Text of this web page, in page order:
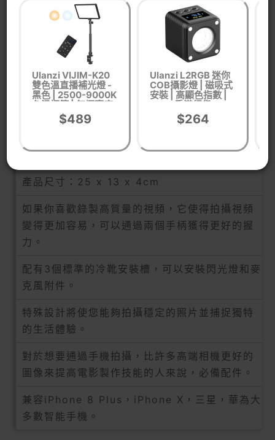
產品特點
品牌：Puluz/胖牛
型號：PKT3023
材質：ABS，PC
產品顏色：藍色
產品尺寸：25 x 13 x 4cm
如果你喜歡錄製高質量的視頻，它使得拍攝視頻
變得更加容易，可以通過兩個手柄獲得更好的握
力。
配有3個標準的冷靴安裝槽，可以安裝閃光燈和麥
克風附件。
特殊設計將使您能夠拍攝穩定的照片並捕捉獨特
的生活體驗。
對於想要通過手機拍攝，比許多高端相機更好的
圖像來提高電影製作技能的人來說，必備配件。
兼容iPhone 8 Plus，iPhone X，三星，華為大
多數智能手機。
Ulanzi VIJIM-K20
雙色溫直播補光燈 -
黑色 | 2500-9000K
色溫調節 | 無極亮度
調節 | 香港行貨
$489
Ulanzi L2RGB 迷你
COB攝影燈 | 磁吸式
安裝 | 高顯色指數 |
香港行貨
$264